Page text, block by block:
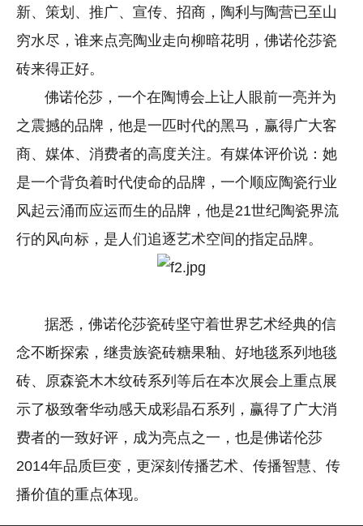
新、策划、推广、宣传、招商，陶利与陶营已至山
穷水尽，谁来点亮陶业走向柳暗花明，佛诺伦莎瓷
砖来得正好。
佛诺伦莎，一个在陶博会上让人眼前一亮并为
之震撼的品牌，他是一匹时代的黑马，赢得广大客
商、媒体、消费者的高度关注。有媒体评价说：她
是一个背负着时代使命的品牌，一个顺应陶瓷行业
风起云涌而应运而生的品牌，他是21世纪陶瓷界流
行的风向标，是人们追逐艺术空间的指定品牌。
据悉，佛诺伦莎瓷砖坚守着世界艺术经典的信
念不断探索，继贵族瓷砖糖果釉、好地毯系列地毯
砖、原森瓷木木纹砖系列等后在本次展会上重点展
示了极致奢华动感天成彩晶石系列，赢得了广大消
费者的一致好评，成为亮点之一，也是佛诺伦莎
2014年品质巨变，更深刻传播艺术、传播智慧、传
播价值的重点体现。